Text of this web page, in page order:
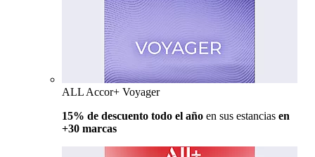
ALL Accor+ Voyager
15% de descuento todo el año en sus estancias en
+30 marcas